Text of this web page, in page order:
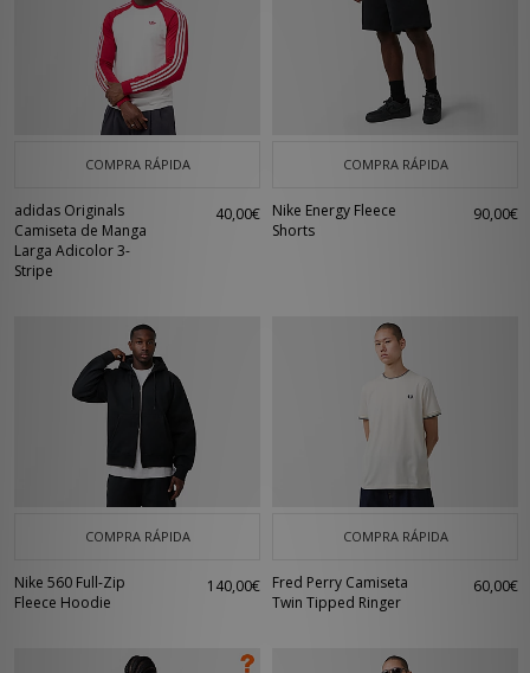
COMPRA RÁPIDA
adidas Originals
Camiseta de Manga
Larga Adicolor 3-
Stripe
40,00€
COMPRA RÁPIDA
Nike Energy Fleece
Shorts
90,00€
COMPRA RÁPIDA
Nike 560 Full-Zip
Fleece Hoodie
140,00€
COMPRA RÁPIDA
Fred Perry Camiseta
Twin Tipped Ringer
60,00€